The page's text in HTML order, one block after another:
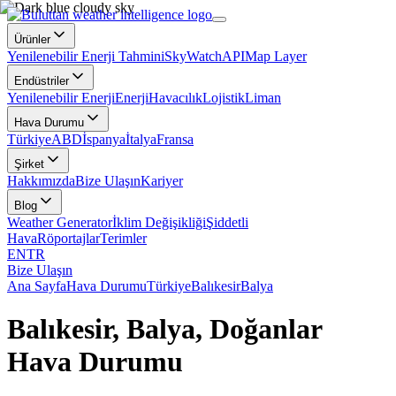
Ürünler
Yenilenebilir Enerji TahminiSkyWatchAPIMap Layer
Endüstriler
Yenilenebilir EnerjiEnerjiHavacılıkLojistikLiman
Hava Durumu
TürkiyeABDİspanyaİtalyaFransa
Şirket
HakkımızdaBize UlaşınKariyer
Blog
Weather Generatorİklim DeğişikliğiŞiddetli
HavaRöportajlarTerimler
ENTR
Bize Ulaşın
Ana SayfaHava DurumuTürkiyeBalıkesirBalya
Balıkesir, Balya, Doğanlar
Hava Durumu